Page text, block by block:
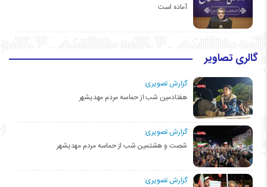
آماده است
گالری تصاویر
گزارش تصویری:
هفتادمین شب از حماسه مردم مهدیشهر
گزارش تصویری:
شصت و هشتمین شب از حماسه مردم مهدیشهر
گزارش تصویری: